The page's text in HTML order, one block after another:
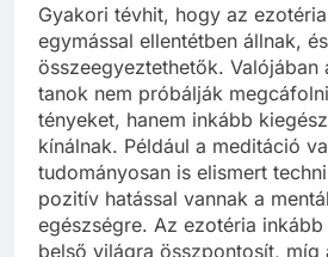
Gyakori tévhit, hogy az
egymással ellentétben állnak,
összeegyeztethetők. Valójában
tanok nem próbálják
tényeket, hanem inkább
kínálnak. Például a meditáció
tudományosan is elismert
pozitív hatással vannak a
egészségre. Az ezotéria
belső világra összpontosít, míg